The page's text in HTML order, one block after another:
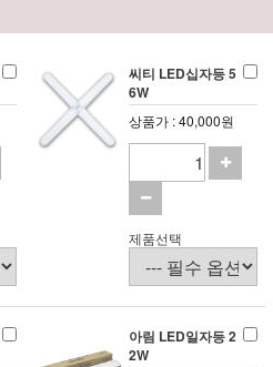
씨티 LED십자등 5
6W
상품가 : 40,000원
제품선택
아림 LED일자등 2
2W